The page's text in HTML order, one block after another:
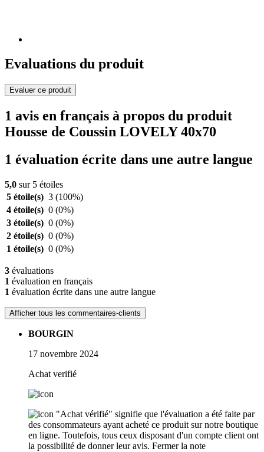
Evaluations du produit
Evaluer ce produit
1 avis en français à propos du produit
Housse de Coussin LOVELY 40x70
1 évaluation écrite dans une autre langue
5,0 sur 5 étoiles
5 étoile(s) 3 (100%)
4 étoile(s) 0 (0%)
3 étoile(s) 0 (0%)
2 étoile(s) 0 (0%)
1 étoile(s) 0 (0%)
3 évaluations
1 évaluation en français
1 évaluation écrite dans une autre langue
Afficher tous les commentaires-clients
BOURGIN
17 novembre 2024
Achat verifié
"Achat vérifié" signifie que l'évaluation a été faite par
des consommateurs ayant acheté ce produit sur notre boutique
en ligne. Toutefois, tous ceux disposant d'un compte client ont
la possibilité de donner leur avis. Fermer la note